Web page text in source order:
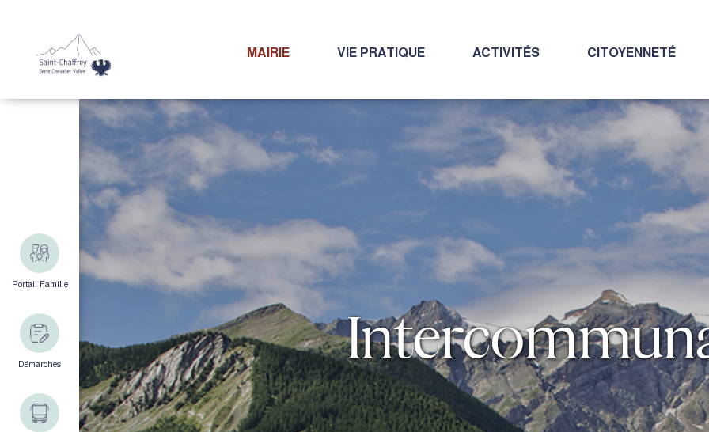
MAIRIE VIE PRATIQUE ACTIVITÉS CITOYENNETÉ
Portail Famille
Démarches